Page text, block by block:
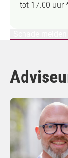
tot 17.00 uur